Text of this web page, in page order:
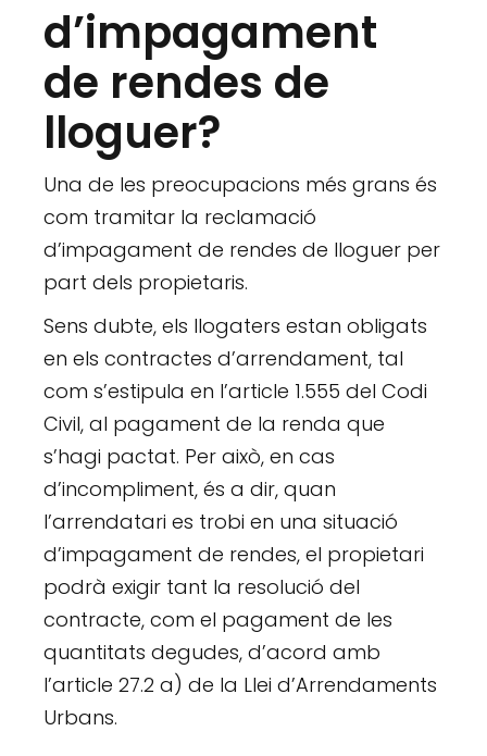
d’impagament
de rendes de
lloguer?
Una de les preocupacions més grans és
com tramitar la reclamació
d’impagament de rendes de lloguer per
part dels propietaris.
Sens dubte, els llogaters estan obligats
en els contractes d’arrendament, tal
com s’estipula en l’article 1.555 del Codi
Civil, al pagament de la renda que
s’hagi pactat. Per això, en cas
d’incompliment, és a dir, quan
l’arrendatari es trobi en una situació
d’impagament de rendes, el propietari
podrà exigir tant la resolució del
contracte, com el pagament de les
quantitats degudes, d’acord amb
l’article 27.2 a) de la Llei d’Arrendaments
Urbans.